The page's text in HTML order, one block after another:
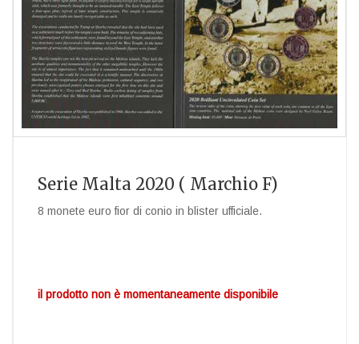
Serie Malta 2020 ( Marchio F)
8 monete euro fior di conio in blister ufficiale.
il prodotto non è momentaneamente disponibile